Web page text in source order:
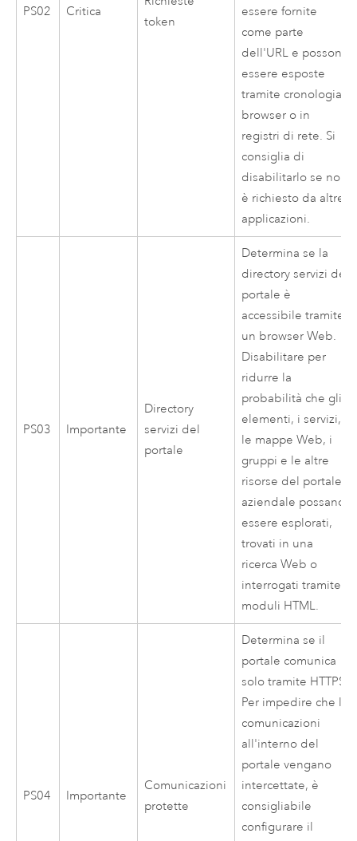
PS02 Critica
token
essere fornite
come parte
dell'URL e possono
essere esposte
tramite cronologia
browser o in
registri di rete. Si
consiglia di
disabilitarlo se non
è richiesto da altre
applicazioni.
PS03 Importante
Directory
servizi del
portale
Determina se la
directory servizi del
portale è
accessibile tramite
un browser Web.
Disabilitare per
ridurre la
probabilità che gli
elementi, i servizi,
le mappe Web, i
gruppi e le altre
risorse del portale
aziendale possano
essere esplorati,
trovati in una
ricerca Web o
interrogati tramite
moduli HTML.
PS04 Importante
Comunicazioni
protette
Determina se il
portale comunica
solo tramite HTTPS.
Per impedire che le
comunicazioni
all'interno del
portale vengano
intercettate, è
consigliabile
configurare il